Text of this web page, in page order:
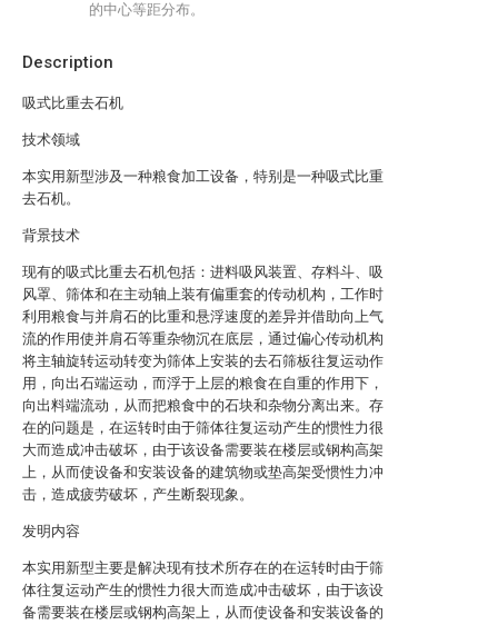
Description
吸式比重去石机
技术领域
本实用新型涉及一种粮食加工设备，特别是一种吸式比重
去石机。
背景技术
现有的吸式比重去石机包括：进料吸风装置、存料斗、吸
风罩、筛体和在主动轴上装有偏重套的传动机构，工作时
利用粮食与并肩石的比重和悬浮速度的差异并借助向上气
流的作用使并肩石等重杂物沉在底层，通过偏心传动机构
将主轴旋转运动转变为筛体上安装的去石筛板往复运动作
用，向出石端运动，而浮于上层的粮食在自重的作用下，
向出料端流动，从而把粮食中的石块和杂物分离出来。存
在的问题是，在运转时由于筛体往复运动产生的惯性力很
大而造成冲击破坏，由于该设备需要装在楼层或钢构高架
上，从而使设备和安装设备的建筑物或垫高架受惯性力冲
击，造成疲劳破坏，产生断裂现象。
发明内容
本实用新型主要是解决现有技术所存在的在运转时由于筛
体往复运动产生的惯性力很大而造成冲击破坏，由于该设
备需要装在楼层或钢构高架上，从而使设备和安装设备的
的中心等距分布。